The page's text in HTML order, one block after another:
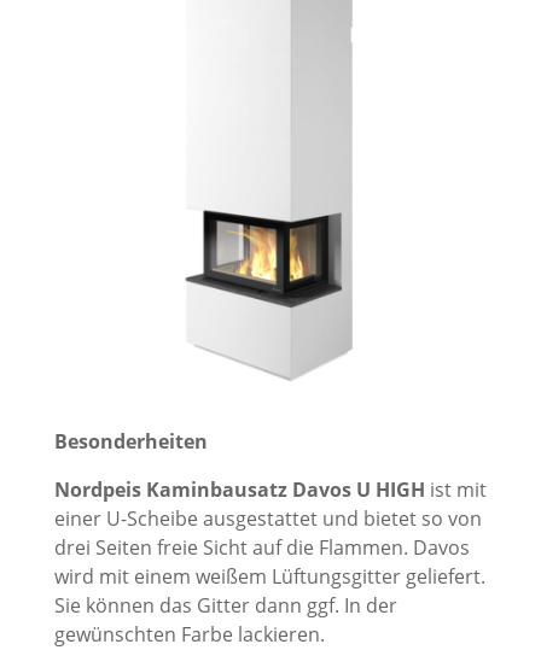
Besonderheiten
Nordpeis Kaminbausatz Davos U HIGH ist mit
einer U-Scheibe ausgestattet und bietet so von
drei Seiten freie Sicht auf die Flammen. Davos
wird mit einem weißem Lüftungsgitter geliefert.
Sie können das Gitter dann ggf. In der
gewünschten Farbe lackieren.